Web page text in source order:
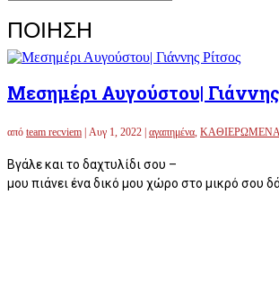
ΠΟΙΗΣΗ
Μεσημέρι Αυγούστου|
από team recviem Αυγ 1, 2022 αγαπημένα,
Βγάλε και το δαχτυλίδι σου –
μου πιάνει ένα δικό μου χώρο στο μικρό σου